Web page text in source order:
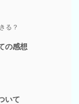
る？
の感想
いて